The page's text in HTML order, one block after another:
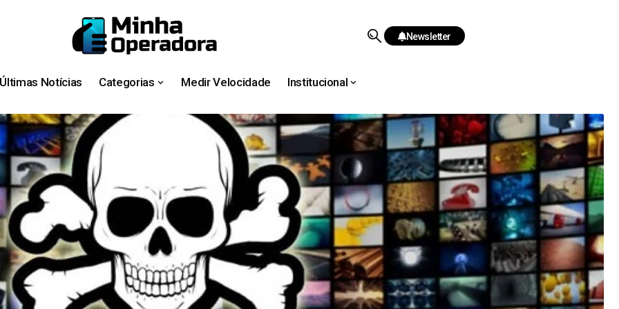
Newsletter
Últimas Notícias Categorias Medir Velocidade Institucional